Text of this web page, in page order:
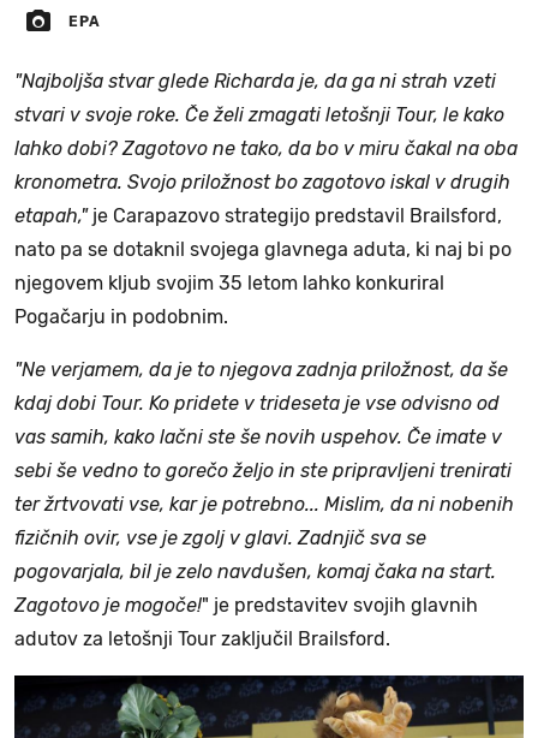
EPA
"Najboljša stvar glede Richarda je, da ga ni strah vzeti
stvari v svoje roke. Če želi zmagati letošnji Tour, le kako
lahko dobi? Zagotovo ne tako, da bo v miru čakal na oba
kronometra. Svojo priložnost bo zagotovo iskal v drugih
etapah," je Carapazovo strategijo predstavil Brailsford,
nato pa se dotaknil svojega glavnega aduta, ki naj bi po
njegovem kljub svojim 35 letom lahko konkuriral
Pogačarju in podobnim.
"Ne verjamem, da je to njegova zadnja priložnost, da še
kdaj dobi Tour. Ko pridete v trideseta je vse odvisno od
vas samih, kako lačni ste še novih uspehov. Če imate v
sebi še vedno to gorečo željo in ste pripravljeni trenirati
ter žrtvovati vse, kar je potrebno... Mislim, da ni nobenih
fizičnih ovir, vse je zgolj v glavi. Zadnjič sva se
pogovarjala, bil je zelo navdušen, komaj čaka na start.
Zagotovo je mogoče!" je predstavitev svojih glavnih
adutov za letošnji Tour zaključil Brailsford.